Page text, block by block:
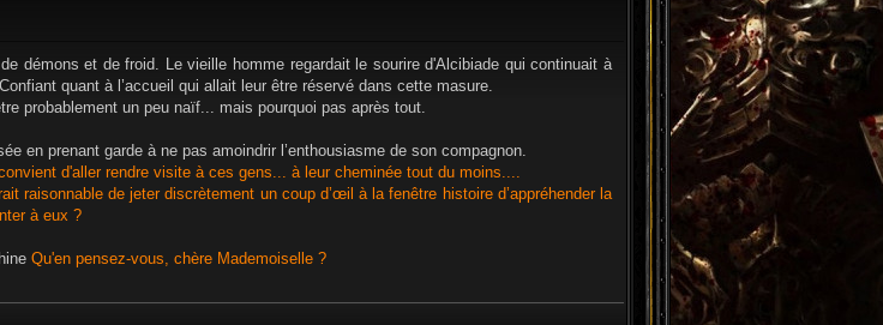
CITATION
démons et de froid. Le vieille homme regardait le sourire d'Alcibiade qui continuait à
quant à l’accueil qui allait leur être réservé dans cette masure.
probablement un peu naïf... mais pourquoi pas après tout.
en prenant garde à ne pas amoindrir l’enthousiasme de son compagnon.
d'aller rendre visite à ces gens... à leur cheminée tout du moins....
raisonnable de jeter discrètement un coup d’œil à la fenêtre histoire d’appréhender la
à eux ?
Qu'en pensez-vous, chère Mademoiselle ?